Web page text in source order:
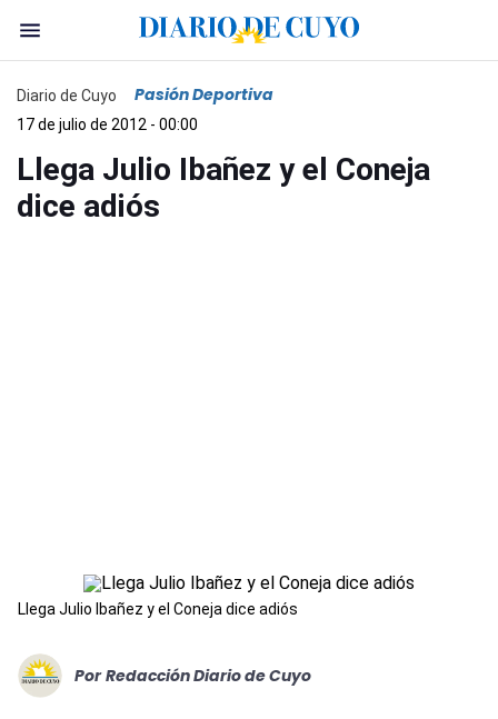
Diario de Cuyo Pasión Deportiva
17 de julio de 2012 - 00:00
Llega Julio Ibañez y el Coneja
dice adiós
Llega Julio Ibañez y el Coneja dice adiós
Por Redacción Diario de Cuyo